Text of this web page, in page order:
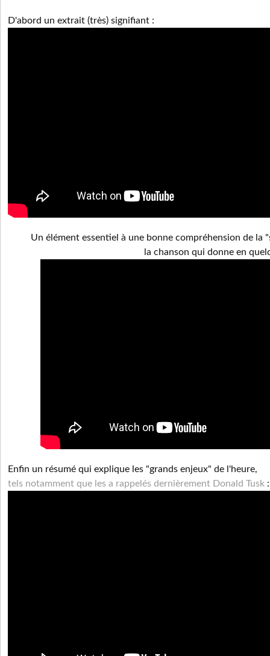
D'abord un extrait (très) signifiant :
Un élément essentiel à une bonne compréhension de la
la chanson qui donne en
Enfin un résumé qui explique les "grands enjeux" de l'heure,
tels notamment que les a rappelés dernièrement Donald Tusk :